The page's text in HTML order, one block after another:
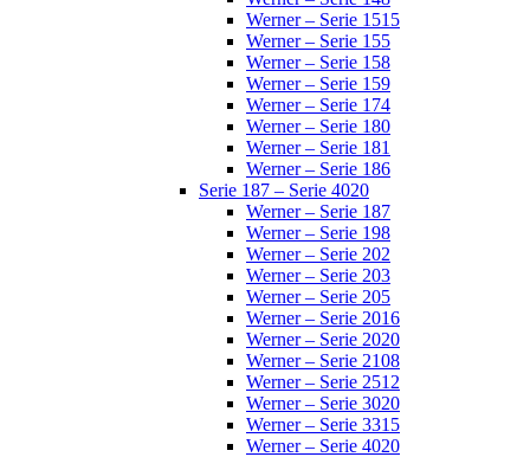
Werner – Serie 1515
Werner – Serie 155
Werner – Serie 158
Werner – Serie 159
Werner – Serie 174
Werner – Serie 180
Werner – Serie 181
Werner – Serie 186
Serie 187 – Serie 4020
Werner – Serie 187
Werner – Serie 198
Werner – Serie 202
Werner – Serie 203
Werner – Serie 205
Werner – Serie 2016
Werner – Serie 2020
Werner – Serie 2108
Werner – Serie 2512
Werner – Serie 3020
Werner – Serie 3315
Werner – Serie 4020